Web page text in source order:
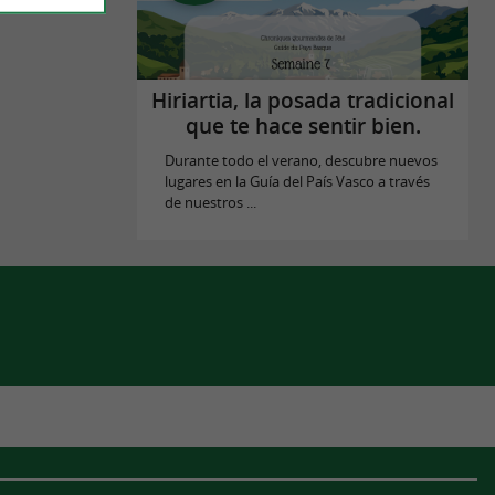
Hiriartia, la posada tradicional
que te hace sentir bien.
Durante todo el verano, descubre nuevos
lugares en la Guía del País Vasco a través
de nuestros ...